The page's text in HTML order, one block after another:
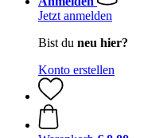
Jetzt anmelden
Bist du neu hier?
Konto erstellen